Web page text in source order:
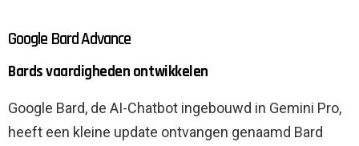
Google Bard Advance
Bards vaardigheden ontwikkelen
Google Bard, de AI-Chatbot ingebouwd in Gemini Pro,
heeft een kleine update ontvangen genaamd Bard